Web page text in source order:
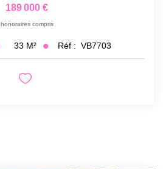
189 000 €
honoraires compris
33 M² Réf : VB7703